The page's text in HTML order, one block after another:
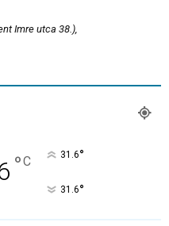
Imre utca 38.),
°C 31.6°
31.6°